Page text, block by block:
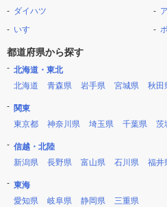
ダイハツ
いすゞ
都道府県から探す
北海道・東北
北海道
青森県 岩手県 宮城県 秋田
関東
東京都
神奈川県 埼玉県 千葉県 茨
信越・北陸
新潟県
長野県 富山県 石川県 福井
東海
愛知県
岐阜県 静岡県 三重県